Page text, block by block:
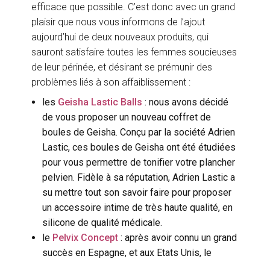
efficace que possible. C’est donc avec un grand
plaisir que nous vous informons de l’ajout
aujourd’hui de deux nouveaux produits, qui
sauront satisfaire toutes les femmes soucieuses
de leur périnée, et désirant se prémunir des
problèmes liés à son affaiblissement :
les Geisha Lastic Balls : nous avons décidé
de vous proposer un nouveau coffret de
boules de Geisha. Conçu par la société Adrien
Lastic, ces boules de Geisha ont été étudiées
pour vous permettre de tonifier votre plancher
pelvien. Fidèle à sa réputation, Adrien Lastic a
su mettre tout son savoir faire pour proposer
un accessoire intime de très haute qualité, en
silicone de qualité médicale.
le Pelvix Concept : après avoir connu un grand
succès en Espagne, et aux Etats Unis, le